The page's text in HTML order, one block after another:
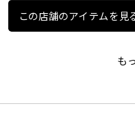
この店舗のアイテムを見
も